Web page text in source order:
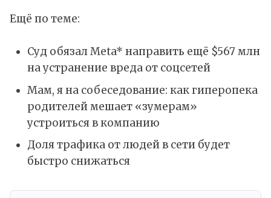
Ещё по теме:
Суд обязал Meta* направить ещё $567 млн
на устранение вреда от соцсетей
Мам, я на собеседование: как гиперопека
родителей мешает «зумерам»
устроиться в компанию
Доля трафика от людей в сети будет
быстро снижаться